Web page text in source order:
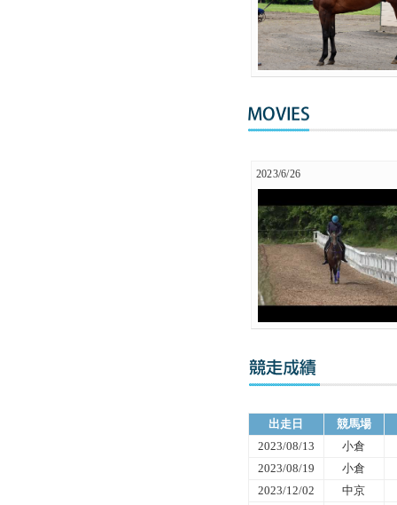
2023/6/26
出走日
競馬場
2023/08/13
小倉
2023/08/19
小倉
2023/12/02
中京